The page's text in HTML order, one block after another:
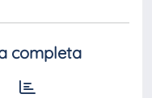
completa